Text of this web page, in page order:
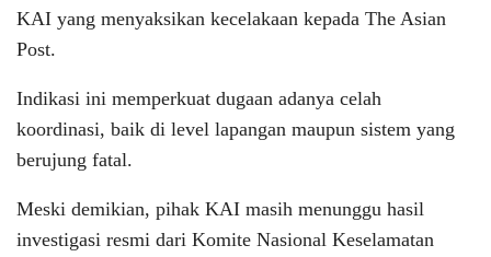
KAI yang menyaksikan kecelakaan kepada The Asian
Post.
Indikasi ini memperkuat dugaan adanya celah
koordinasi, baik di level lapangan maupun sistem yang
berujung fatal.
Meski demikian, pihak KAI masih menunggu hasil
investigasi resmi dari Komite Nasional Keselamatan